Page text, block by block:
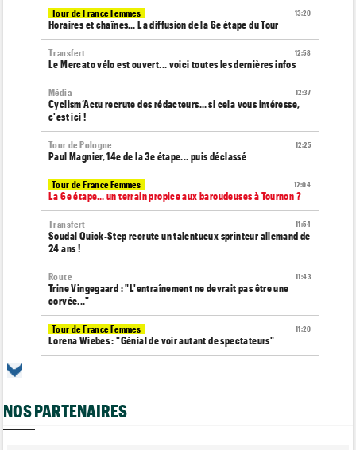
13:20
Tour de France Femmes
Horaires et chaînes… La diffusion de la 6e étape du Tour
12:58
Transfert
Le Mercato vélo est ouvert... voici toutes les dernières infos
12:37
Média
Cyclism’Actu recrute des rédacteurs… si cela vous intéresse,
c'est ici !
12:25
Tour de Pologne
Paul Magnier, 14e de la 3e étape... puis déclassé
12:04
Tour de France Femmes
La 6e étape… un terrain propice aux baroudeuses à Tournon ?
11:54
Transfert
Soudal Quick-Step recrute un talentueux sprinteur allemand de
24 ans !
11:43
Route
Trine Vingegaard : "L'entraînement ne devrait pas être une
corvée..."
11:20
Tour de France Femmes
Lorena Wiebes : "Génial de voir autant de spectateurs"
Route
Isaac Del Toro prolonge avec la formation UAE Team Emirates-
NOS PARTENAIRES